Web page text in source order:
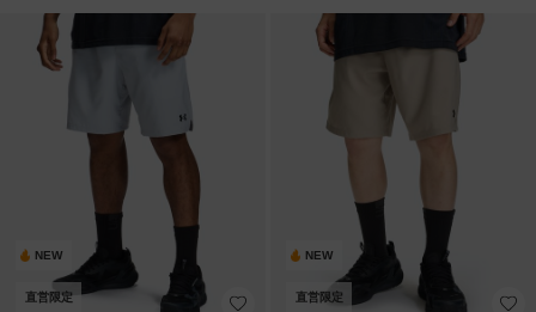
NEW
直営限定
NEW
直営限定